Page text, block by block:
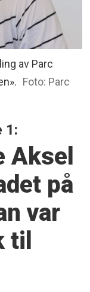
av Parc
Foto: Parc
1:
Aksel
på
var
til